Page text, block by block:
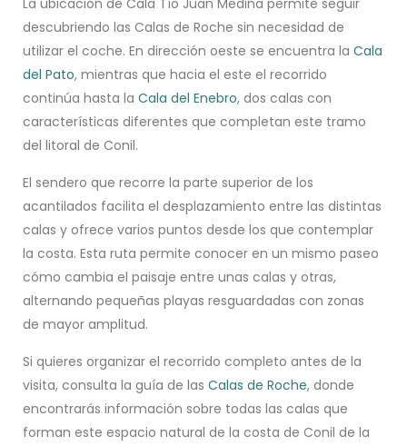
La ubicación de Cala Tío Juan Medina permite seguir
descubriendo las Calas de Roche sin necesidad de
utilizar el coche. En dirección oeste se encuentra laCala
del Pato, mientras que hacia el este el recorrido
continúa hasta laCala del Enebro, dos calas con
características diferentes que completan este tramo
del litoral de Conil.
El sendero que recorre la parte superior de los
acantilados facilita el desplazamiento entre las distintas
calas y ofrece varios puntos desde los que contemplar
la costa. Esta ruta permite conocer en un mismo paseo
cómo cambia el paisaje entre unas calas y otras,
alternando pequeñas playas resguardadas con zonas
de mayor amplitud.
Si quieres organizar el recorrido completo antes de la
visita, consulta la guía de lasCalas de Roche, donde
encontrarás información sobre todas las calas que
forman este espacio natural de la costa de Conil de la